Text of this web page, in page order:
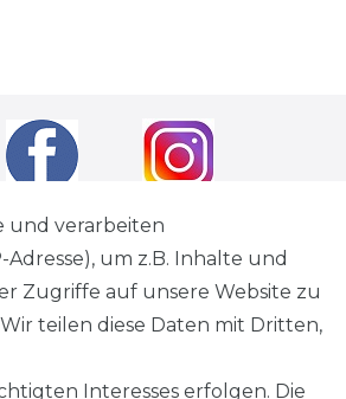
anders angegeben.
und verarbeiten
um z.B. Inhalte und
Zugriffe auf unsere Website zu
teilen diese Daten mit Dritten,
Interesses erfolgen. Die